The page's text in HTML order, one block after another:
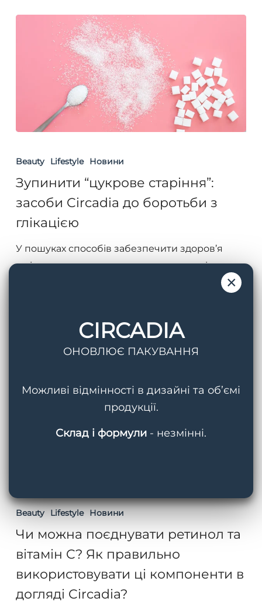
“цукрове
засоби
Circadia
до
боротьби
Beauty Lifestyle Новини
Зупинити “цукрове старіння”:
засоби Circadia до боротьби з
глікацією
У пошуках способів забезпечити здоров’я
шкіри ми часто звертаємо увагу на такі
можна
ретинол
та
вітамін
C?
Beauty Lifestyle Новини
Чи можна поєднувати ретинол та
вітамін C? Як правильно
використовувати ці компоненти в
догляді Circadia?
×
CIRCADIA
ОНОВЛЮЄ ПАКУВАННЯ
Можливі відмінності в дизайні та об’ємі
продукції.
Склад і формули - незмінні.